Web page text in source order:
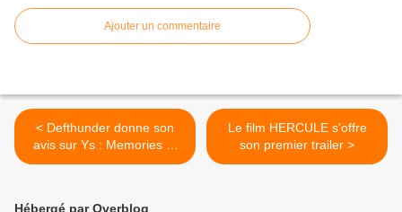
Ajouter un commentaire
< Defthunder donne son
avis sur Ys : Memories of
Celceta
Le film HERCULE s'offre
son premier trailer >
Hébergé par Overblog